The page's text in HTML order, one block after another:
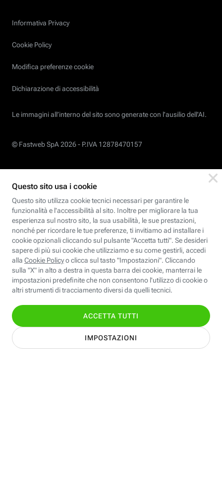
Informativa Privacy
Cookie Policy
Modifica preferenze cookie
Dichiarazione di accessibilità
Le immagini all’interno del sito sono generate con l'ausilio dell'AI.
© Fastweb SpA 2026 - P.IVA 12878470157